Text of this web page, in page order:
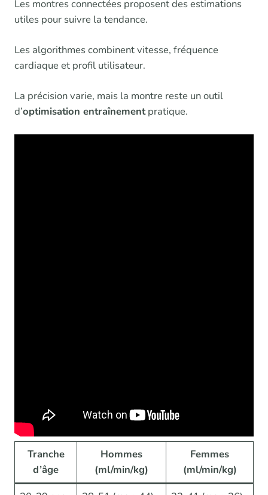
Les montres connectées proposent des estimations
utiles pour suivre la tendance.
Les algorithmes combinent vitesse, fréquence
cardiaque et profil utilisateur.
La précision varie, mais la montre reste un outil
d’optimisation entraînementpratique.
Tranche
d’âge
Hommes
(ml/min/kg)
Femmes
(ml/min/kg)